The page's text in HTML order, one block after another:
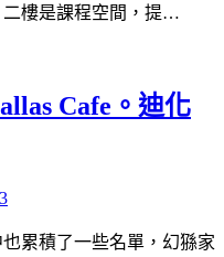
二樓是課程空間，提…
Cafe。迪化
3
累積了一些名單，幻猻家